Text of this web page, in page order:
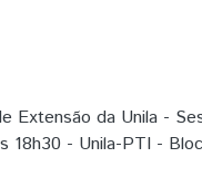
Extensão da Unila -
18h30 - Unila-PTI -